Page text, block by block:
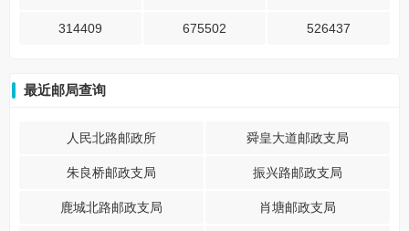
314409 675502 526437
最近邮局查询
人民北路邮政所 舜皇大道邮政支局
朱良桥邮政支局 振兴路邮政支局
鹿城北路邮政支局 肖塘邮政支局